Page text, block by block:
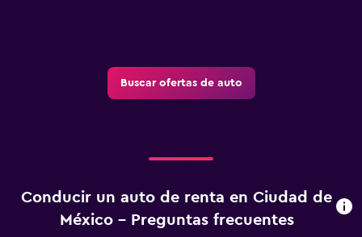
Buscar ofertas de auto
Conducir un auto de renta en Ciudad de
México - Preguntas frecuentes